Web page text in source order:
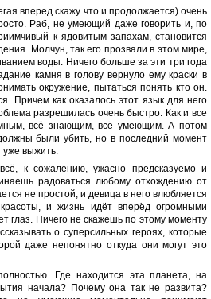
вперед скажу что и продолжается) очень
Раб, не умеющий даже говорить и, по
к ядовитым запахам, становится
Молчун, так его прозвали в этом мире,
воды. Ничего больше за эти три года
камня в голову вернуло ему краски в
окружение, пытаться понять кто он.
Причем как оказалось этот язык для него
разрешилась очень быстро. Как и все
всё знающим, всё умеющим. А потом
были убить, но в последний момент
выжить.
к сожалению, ужасно предсказуемо и
радоваться любому отхождению от
не простой, и девица в него влюбляется
и жизнь идёт вперёд огромными
глаз. Ничего не скажешь по этому моменту
о суперсильных героях, которые
даже непонятно откуда они могут это
Где находится эта планета, на
начала? Почему она так не развита?